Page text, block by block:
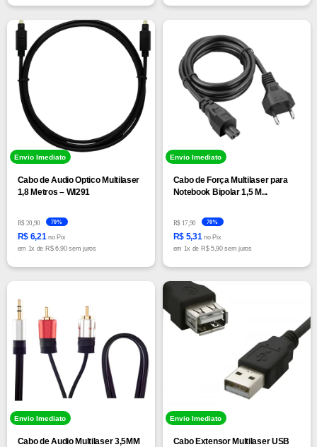
Envio Imediato
Cabo de Audio Optico Multilaser
1,8 Metros – WI291
R$ 20,90
R$ 6,21no Pix
em 1x de R$ 6,90 sem juros
70%
Envio Imediato
Cabo de Força Multilaser para
Notebook Bipolar 1,5 M...
R$ 17,90
R$ 5,31no Pix
em 1x de R$ 5,90 sem juros
70%
Envio Imediato
Cabo de Audio Multilaser 3,5MM
Envio Imediato
Cabo Extensor Multilaser USB